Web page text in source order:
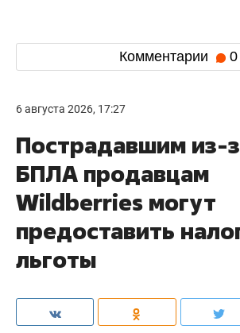
Комментарии 0
6 августа 2026, 17:27
Пострадавшим из-
БПЛА продавцам
Wildberries могут
предоставить
льготы